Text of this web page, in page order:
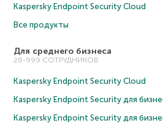
Kaspersky Endpoint Security Cloud
Все продукты
Для среднего бизнеса
26-999 СОТРУДНИКОВ
Kaspersky Endpoint Security Cloud
Kaspersky Endpoint Security для
Kaspersky Endpoint Security для